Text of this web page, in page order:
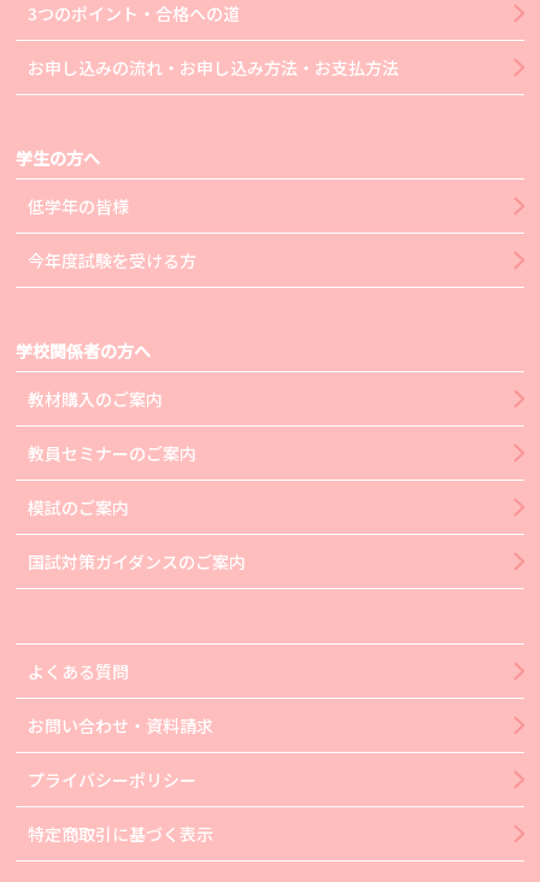
3つのポイント・合格への道
お申し込みの流れ・お申し込み方法・お支払方法
学生の方へ
低学年の皆様
今年度試験を受ける方
学校関係者の方へ
教材購入のご案内
教員セミナーのご案内
模試のご案内
国試対策ガイダンスのご案内
よくある質問
お問い合わせ・資料請求
プライバシーポリシー
特定商取引に基づく表示